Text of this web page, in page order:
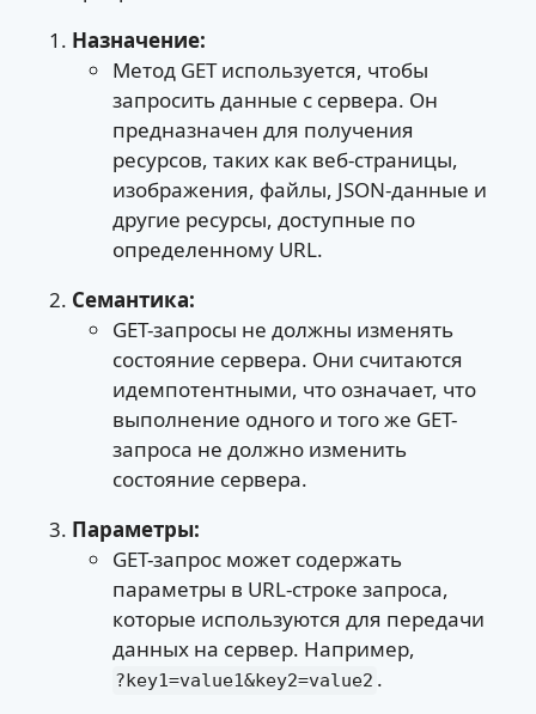
Назначение:
Метод GET используется, чтобы
запросить данные с сервера. Он
предназначен для получения
ресурсов, таких как веб-страницы,
изображения, файлы, JSON-данные и
другие ресурсы, доступные по
определенному URL.
Семантика:
GET-запросы не должны изменять
состояние сервера. Они считаются
идемпотентными, что означает, что
выполнение одного и того же GET-
запроса не должно изменить
состояние сервера.
Параметры:
GET-запрос может содержать
параметры в URL-строке запроса,
которые используются для передачи
данных на сервер. Например,
?key1=value1&key2=value2 .